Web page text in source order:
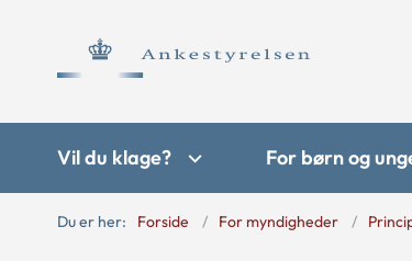
Vil du klage? For børn og
Du er her: Forside For myndigheder